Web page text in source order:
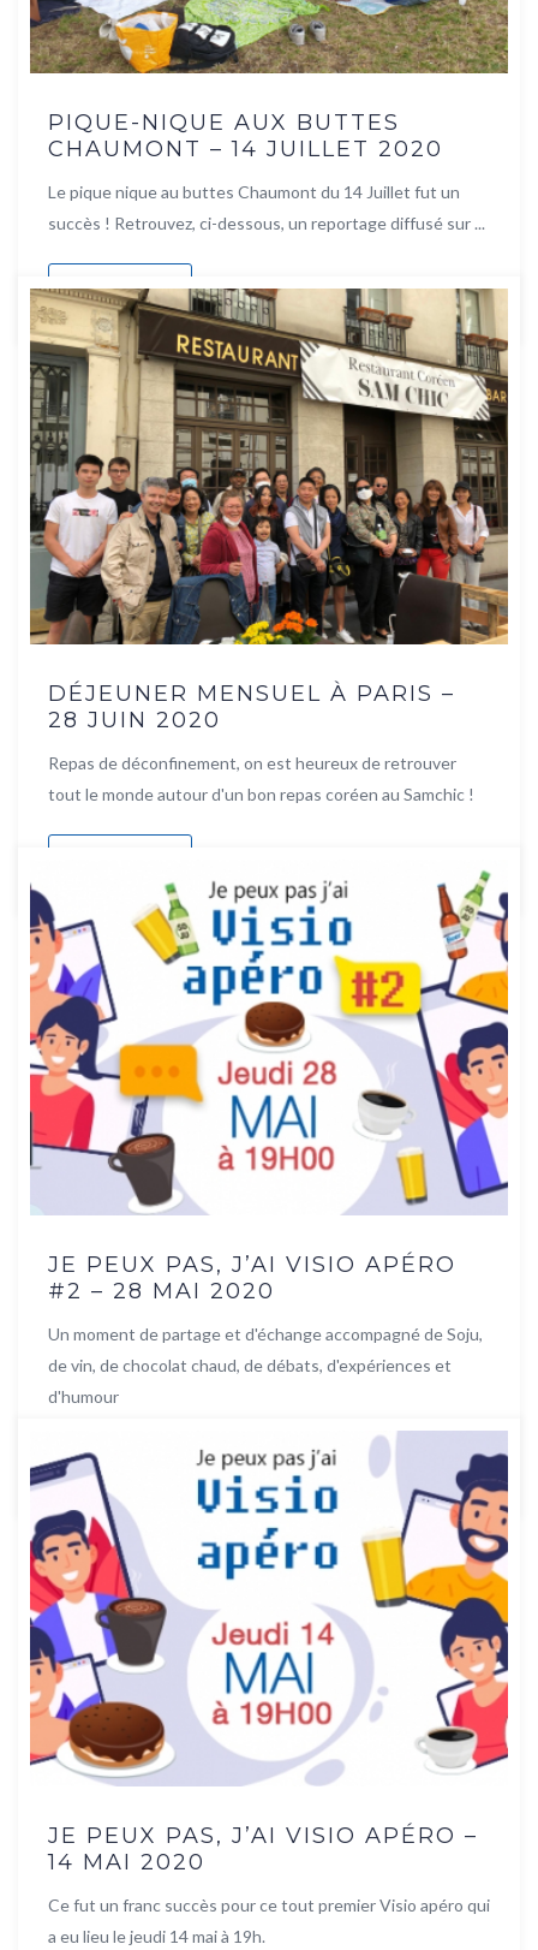
PIQUE-NIQUE AUX BUTTES
CHAUMONT – 14 JUILLET 2020
Le pique nique au buttes Chaumont du 14 Juillet fut un
succès ! Retrouvez, ci-dessous, un reportage diffusé sur ...
Lire la suite
DÉJEUNER MENSUEL À PARIS –
28 JUIN 2020
Repas de déconfinement, on est heureux de retrouver
tout le monde autour d'un bon repas coréen au Samchic !
JE PEUX PAS, J’AI VISIO APÉRO
#2 – 28 MAI 2020
Un moment de partage et d'échange accompagné de Soju,
de vin, de chocolat chaud, de débats, d'expériences et
d'humour
Lire la suite
JE PEUX PAS, J’AI VISIO APÉRO –
14 MAI 2020
Ce fut un franc succès pour ce tout premier Visio apéro qui
a eu lieu le jeudi 14 mai à 19h.